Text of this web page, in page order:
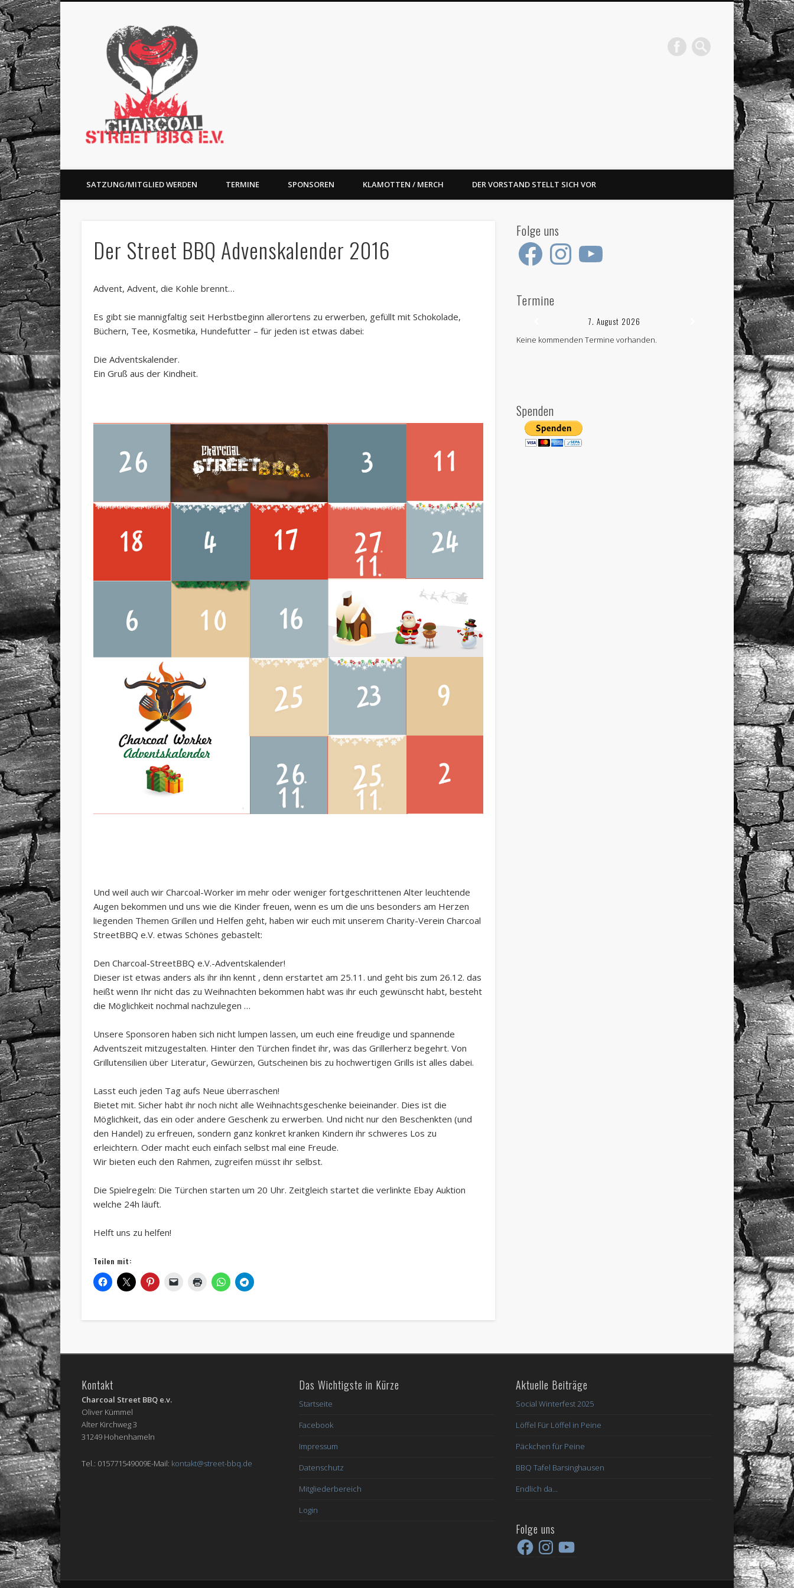
Charity and BBQ
Facebook
SATZUNG/MITGLIED WERDEN TERMINE SPONSOREN KLAMOTTEN / MERCH DER VORSTAND STELLT SICH VOR
Der Street BBQ Advenskalender 2016
Advent, Advent, die Kohle brennt…
Es gibt sie mannigfaltig seit Herbstbeginn allerortens zu erwerben, gefüllt mit Schokolade,
Büchern, Tee, Kosmetika, Hundefutter – für jeden ist etwas dabei:
Die Adventskalender.
Ein Gruß aus der Kindheit.
Und weil auch wir Charcoal-Worker im mehr oder weniger fortgeschrittenen Alter leuchtende
Augen bekommen und uns wie die Kinder freuen, wenn es um die uns besonders am Herzen
liegenden Themen Grillen und Helfen geht, haben wir euch mit unserem Charity-Verein Charcoal
StreetBBQ e.V. etwas Schönes gebastelt:
Den Charcoal-StreetBBQ e.V.-Adventskalender!
Dieser ist etwas anders als ihr ihn kennt , denn erstartet am 25.11. und geht bis zum 26.12. das
heißt wenn Ihr nicht das zu Weihnachten bekommen habt was ihr euch gewünscht habt, besteht
die Möglichkeit nochmal nachzulegen …
Unsere Sponsoren haben sich nicht lumpen lassen, um euch eine freudige und spannende
Adventszeit mitzugestalten. Hinter den Türchen findet ihr, was das Grillerherz begehrt. Von
Grillutensilien über Literatur, Gewürzen, Gutscheinen bis zu hochwertigen Grills ist alles dabei.
Lasst euch jeden Tag aufs Neue überraschen!
Bietet mit. Sicher habt ihr noch nicht alle Weihnachtsgeschenke beieinander. Dies ist die
Möglichkeit, das ein oder andere Geschenk zu erwerben. Und nicht nur den Beschenkten (und
den Handel) zu erfreuen, sondern ganz konkret kranken Kindern ihr schweres Los zu
erleichtern. Oder macht euch einfach selbst mal eine Freude.
Wir bieten euch den Rahmen, zugreifen müsst ihr selbst.
Die Spielregeln: Die Türchen starten um 20 Uhr. Zeitgleich startet die verlinkte Ebay Auktion
welche 24h läuft.
Helft uns zu helfen!
Teilen mit:
Folge uns
Facebook Instagram
Termine
7. August 2026
Keine kommenden Termine vorhanden.
Spenden
Kontakt
Charcoal Street BBQ e.v.
Oliver Kümmel
Alter Kirchweg 3
31249 Hohenhameln
Tel.: 015771549009E-Mail: kontakt@street-bbq.de
Das Wichtigste in Kürze
Startseite
Facebook
Impressum
Datenschutz
Mitgliederbereich
Login
Aktuelle Beiträge
Social Winterfest 2025
Löffel Für Löffel in Peine
Päckchen für Peine
BBQ Tafel Barsinghausen
Endlich da…
Folge uns
FacebookInstagramYouTube